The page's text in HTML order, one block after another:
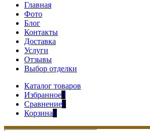
Главная
Фото
Блог
Контакты
Доставка
Услуги
Отзывы
Выбор отделки
Каталог товаров
Избранное0
Сравнение0
Корзина0